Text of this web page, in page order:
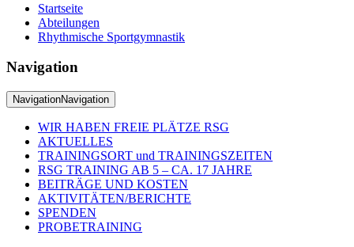
Startseite
Abteilungen
Rhythmische Sportgymnastik
Navigation
NavigationNavigation
WIR HABEN FREIE PLÄTZE RSG
AKTUELLES
TRAININGSORT und TRAININGSZEITEN
RSG TRAINING AB 5 – CA. 17 JAHRE
BEITRÄGE UND KOSTEN
AKTIVITÄTEN/BERICHTE
SPENDEN
PROBETRAINING